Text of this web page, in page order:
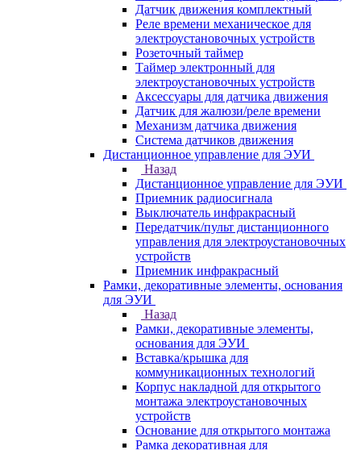
Датчик движения комплектный
Реле времени механическое для
электроустановочных устройств
Розеточный таймер
Таймер электронный для
электроустановочных устройств
Аксессуары для датчика движения
Датчик для жалюзи/реле времени
Механизм датчика движения
Система датчиков движения
Дистанционное управление для ЭУИ
Назад
Дистанционное управление для ЭУИ
Приемник радиосигнала
Выключатель инфракрасный
Передатчик/пульт дистанционного
управления для электроустановочных
устройств
Приемник инфракрасный
Рамки, декоративные элементы, основания
для ЭУИ
Назад
Рамки, декоративные элементы,
основания для ЭУИ
Вставка/крышка для
коммуникационных технологий
Корпус накладной для открытого
монтажа электроустановочных
устройств
Основание для открытого монтажа
Рамка декоративная для